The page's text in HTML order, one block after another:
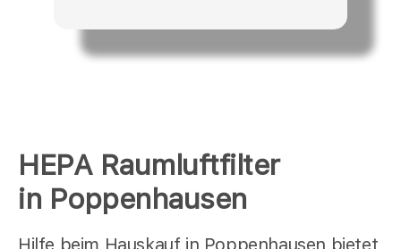
HEPA Raumluftfilter
in Poppenhausen